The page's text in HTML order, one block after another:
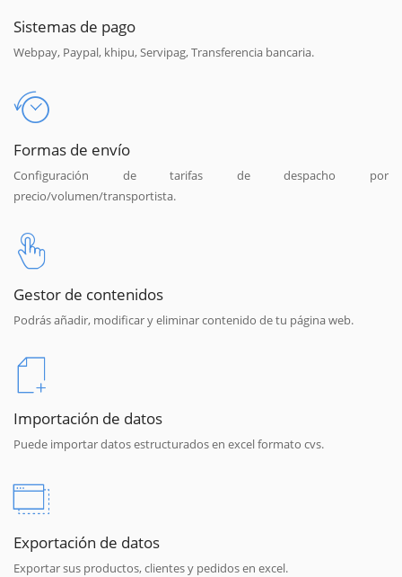
Sistemas de pago
Webpay, Paypal, khipu, Servipag, Transferencia bancaria.
Formas de envío
Configuración de tarifas de despacho por
precio/volumen/transportista.
Gestor de contenidos
Podrás añadir, modificar y eliminar contenido de tu página web.
Importación de datos
Puede importar datos estructurados en excel formato cvs.
Exportación de datos
Exportar sus productos, clientes y pedidos en excel.